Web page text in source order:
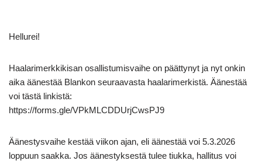
Hellurei!
Haalarimerkkikisan osallistumisvaihe on päättynyt ja nyt onkin
aika äänestää Blankon seuraavasta haalarimerkistä. Äänestää
voi tästä linkistä:
https://forms.gle/VPkMLCDDUrjCwsPJ9
Äänestysvaihe kestää viikon ajan, eli äänestää voi 5.3.2026
loppuun saakka. Jos äänestyksestä tulee tiukka, hallitus voi